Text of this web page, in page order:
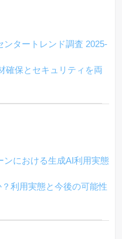
ンタートレンド調査 2025-
確保とセキュリティを両
ンにおける生成AI利用実態
利用実態と今後の可能性